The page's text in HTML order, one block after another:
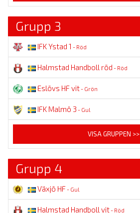
Grupp 3
IFK Ystad 1 - Röd
Halmstad Handboll röd - Röd
Eslövs HF vit- Grön
IFK Malmö 3 - Gul
VISA GRUPPEN >>
Grupp 4
Växjö HF- Gul
Halmstad Handboll vit- Röd